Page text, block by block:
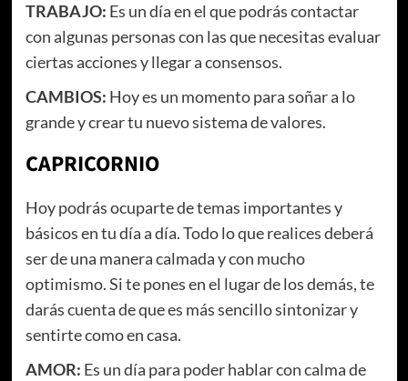
TRABAJO: Es un día en el que podrás contactar
con algunas personas con las que necesitas evaluar
ciertas acciones y llegar a consensos.
CAMBIOS: Hoy es un momento para soñar a lo
grande y crear tu nuevo sistema de valores.
CAPRICORNIO
Hoy podrás ocuparte de temas importantes y
básicos en tu día a día. Todo lo que realices deberá
ser de una manera calmada y con mucho
optimismo. Si te pones en el lugar de los demás, te
darás cuenta de que es más sencillo sintonizar y
sentirte como en casa.
AMOR: Es un día para poder hablar con calma de